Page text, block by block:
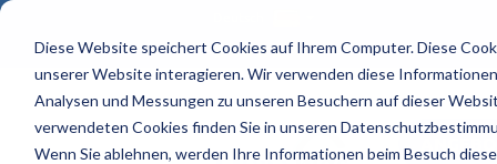
Diese Website speichert Cookies auf Ihrem Computer. Diese
unserer Website interagieren. Wir verwenden diese
Analysen und Messungen zu unseren Besuchern auf dieser
verwendeten Cookies finden Sie in unseren
Wenn Sie ablehnen, werden Ihre Informationen beim Besuch
4.9/5 - 8 Bewertungen